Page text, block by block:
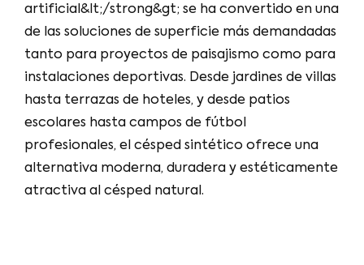
artificial&lt;/strong&gt; se ha convertido en una
de las soluciones de superficie más demandadas
tanto para proyectos de paisajismo como para
instalaciones deportivas. Desde jardines de villas
hasta terrazas de hoteles, y desde patios
escolares hasta campos de fútbol
profesionales, el césped sintético ofrece una
alternativa moderna, duradera y estéticamente
atractiva al césped natural.